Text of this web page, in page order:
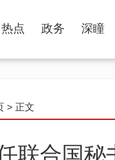
热点 政务 深瞳
> 正文
联合国秘